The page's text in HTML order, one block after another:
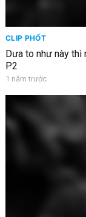
CLIP PHỐT
Dưa to như này
P2
1 năm trước